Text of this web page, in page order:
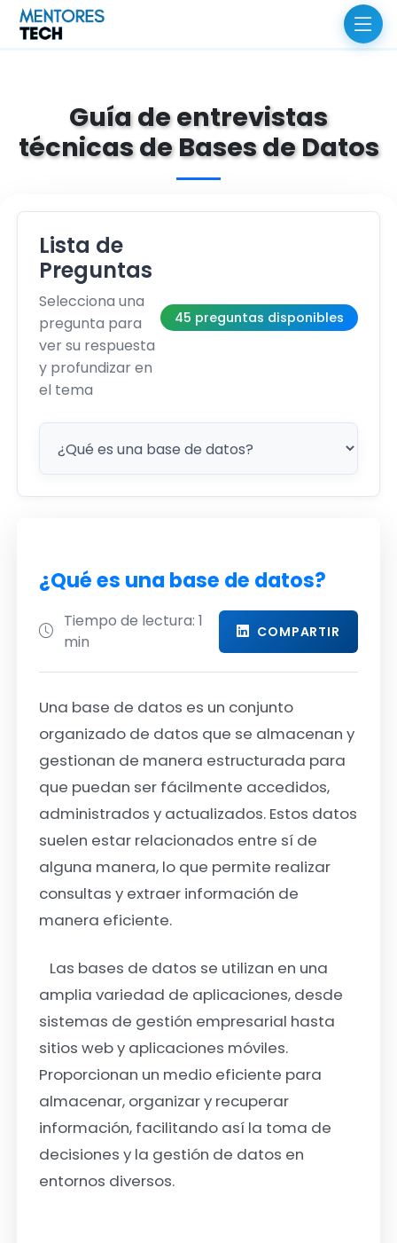
Guía de entrevistas
técnicas de Bases de Datos
Lista de
Preguntas
Selecciona una
pregunta para
ver su respuesta
y profundizar en
el tema
45 preguntas disponibles
¿Qué es una base de datos?
Tiempo de lectura: 1
min
COMPARTIR
Una base de datos es un conjunto
organizado de datos que se almacenan y
gestionan de manera estructurada para
que puedan ser fácilmente accedidos,
administrados y actualizados. Estos datos
suelen estar relacionados entre sí de
alguna manera, lo que permite realizar
consultas y extraer información de
manera eficiente.
Las bases de datos se utilizan en una
amplia variedad de aplicaciones, desde
sistemas de gestión empresarial hasta
sitios web y aplicaciones móviles.
Proporcionan un medio eficiente para
almacenar, organizar y recuperar
información, facilitando así la toma de
decisiones y la gestión de datos en
entornos diversos.